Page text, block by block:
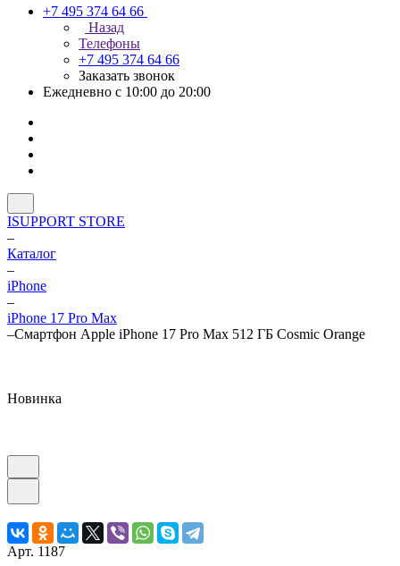
+7 495 374 64 66
Назад
Телефоны
+7 495 374 64 66
Заказать звонок
Ежедневно с 10:00 до 20:00
ISUPPORT STORE
–
Каталог
–
iPhone
–
iPhone 17 Pro Max
–Смартфон Apple iPhone 17 Pro Max 512 ГБ Cosmic Orange
Новинка
Арт. 1187